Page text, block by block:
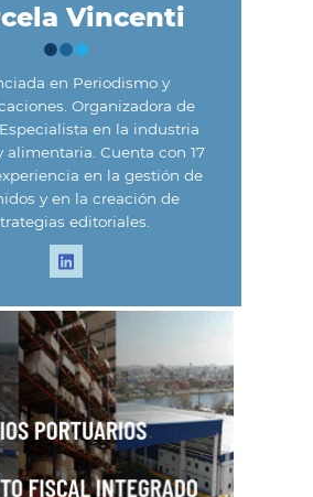
Vincenti
en Periodismo y
Organizadora de
en la industria
alimentaria. Cuenta con 17
en la gestión de
y en la creación de
editoriales.